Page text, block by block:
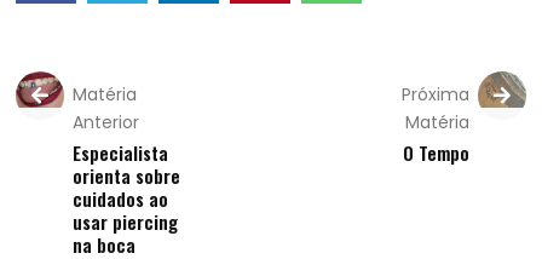
Matéria
Anterior
Especialista
orienta sobre
cuidados ao
usar piercing
na boca
Próxima
Matéria
O Tempo